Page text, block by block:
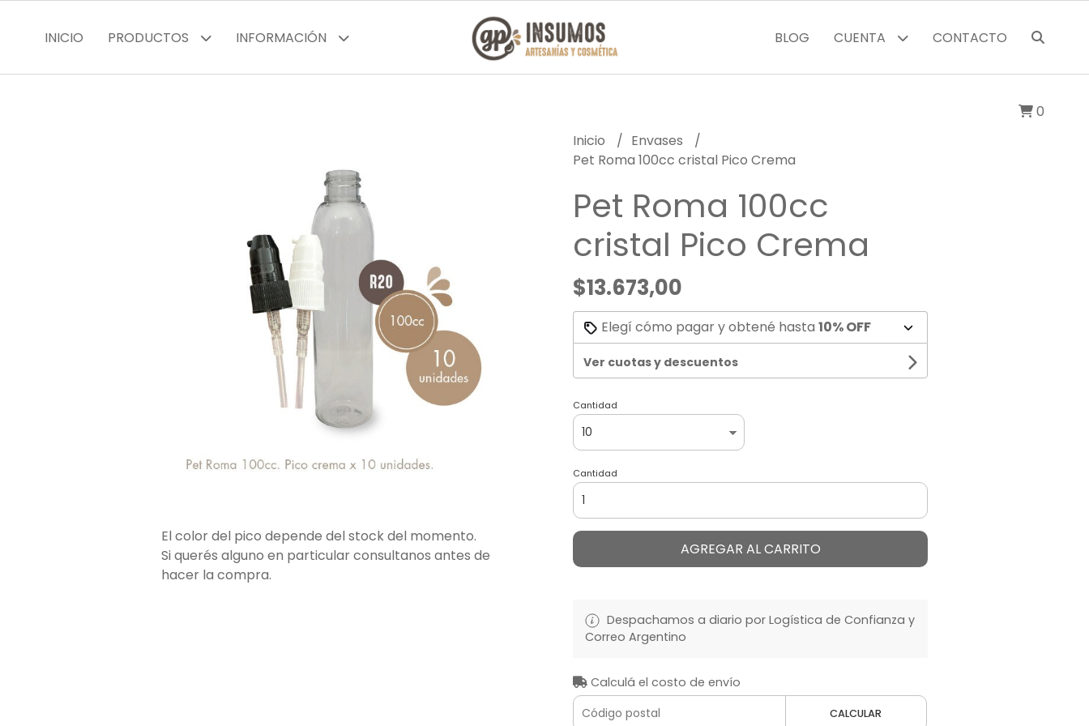
INICIO PRODUCTOS INFORMACIÓN BLOG CUENTA CONTACTO
0
El color del pico depende del stock del momento.
Si querés alguno en particular consultanos antes de
hacer la compra.
Inicio
Envases
Pet Roma 100cc cristal Pico Crema
Pet Roma 100cc
cristal Pico Crema
$13.673,00
Elegí cómo pagar y obtené hasta 10% OFF
Ver cuotas y descuentos
Cantidad
Cantidad
AGREGAR AL CARRITO
Despachamos a diario por Logística de Confianza y
Correo Argentino
Calculá el costo de envío
CALCULAR